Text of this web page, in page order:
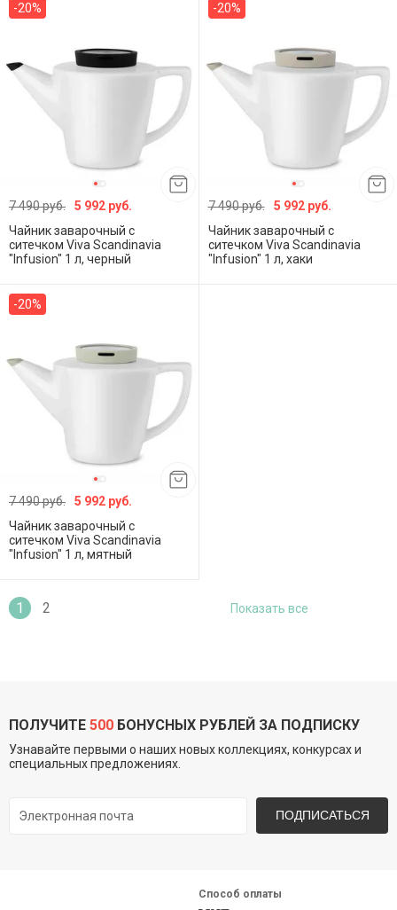
-20%
7 490 руб.
5 992 руб.
Чайник заварочный с
ситечком Viva Scandinavia
"Infusion" 1 л, черный
-20%
7 490 руб.
5 992 руб.
Чайник заварочный с
ситечком Viva Scandinavia
"Infusion" 1 л, хаки
-20%
7 490 руб.
5 992 руб.
Чайник заварочный с
ситечком Viva Scandinavia
"Infusion" 1 л, мятный
1 2 Показать все
ПОЛУЧИТЕ 500 БОНУСНЫХ РУБЛЕЙ ЗА ПОДПИСКУ
Узнавайте первыми о наших новых коллекциях, конкурсах и
специальных предложениях.
ПОДПИСАТЬСЯ
Способ оплаты